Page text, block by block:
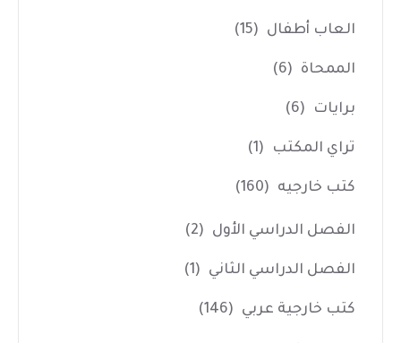
العاب أطفال (15)
الممحاة (6)
برايات (6)
تراي المكتب (1)
كتب خارجيه (160)
الفصل الدراسي الأول (2)
الفصل الدراسي الثاني (1)
كتب خارجية عربي (146)